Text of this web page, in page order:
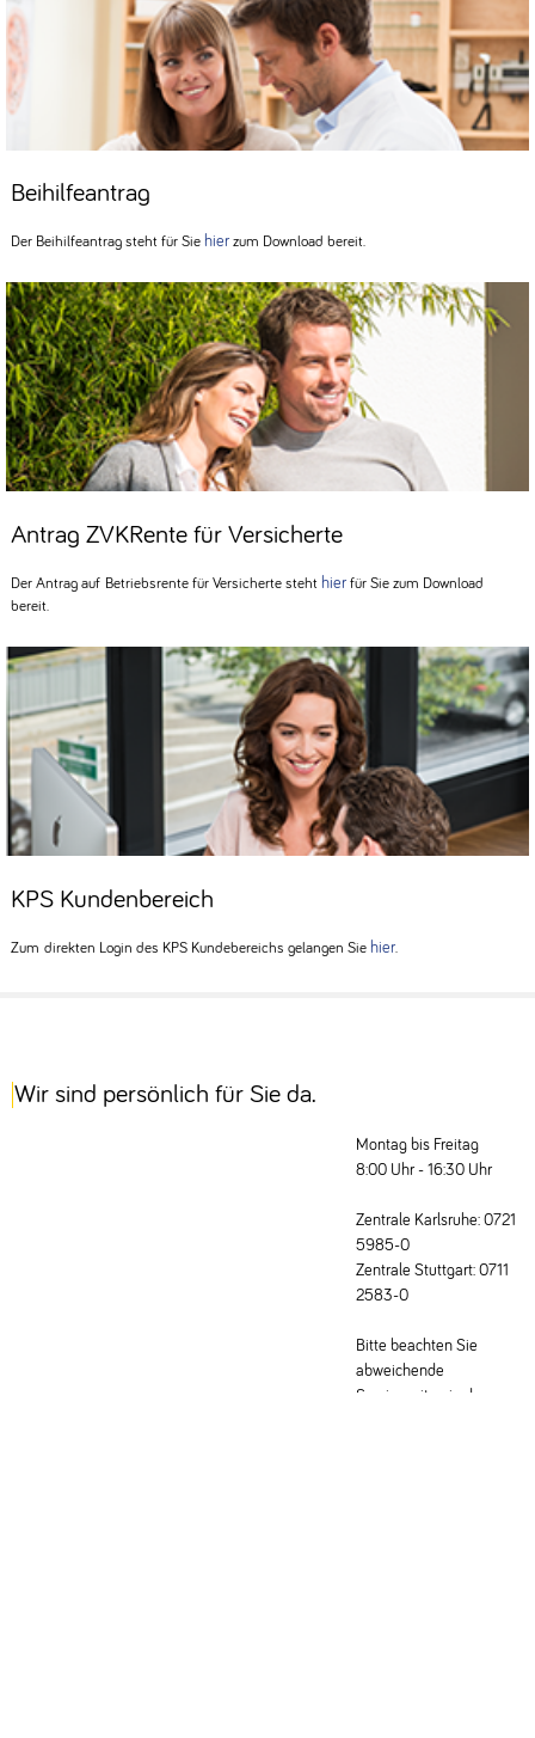
Beihilfeantrag
Der Beihilfeantrag steht für Sie hierzum Download bereit.
Antrag ZVKRente für Versicherte
Der Antrag auf Betriebsrente für Versicherte steht hierfür Sie zum Download
bereit.
KPS Kundenbereich
Zum direkten Login des KPS Kundebereichs gelangen Sie hier.
Wir sind persönlich für Sie da.
Montag bis Freitag
8:00 Uhr - 16:30 Uhr
Zentrale Karlsruhe: 0721
5985-0
Zentrale Stuttgart: 0711
2583-0
Bitte beachten Sie
abweichende
Servicezeiten in den